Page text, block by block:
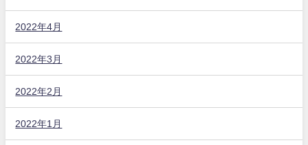
2022年4月
2022年3月
2022年2月
2022年1月